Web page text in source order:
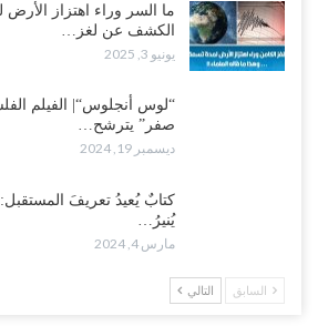
الكشف عن لغز…
يونيو 3, 2025
“لوس أنجلوس“| الفيلم
صفر” يترشح…
ديسمبر 19, 2024
كتابٌ يُعيدُ تعريفَ
يُنيرُ…
مارس 4, 2024
السابق التالي